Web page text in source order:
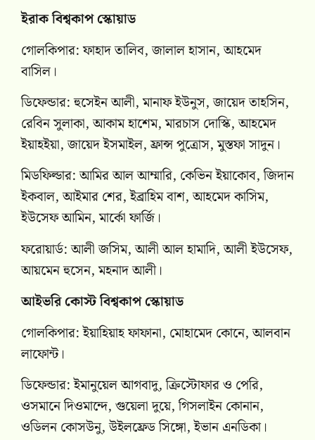
ইরাক বিশ্বকাপ স্কোয়াড
গোলকিপার: ফাহাদ তালিব, জালাল হাসান, আহমেদ
বাসিল।
ডিফেন্ডার: হুসেইন আলী, মানাফ ইউনুস, জায়েদ তাহসিন,
রেবিন সুলাকা, আকাম হাশেম, মারচাস দোস্কি, আহমেদ
ইয়াহইয়া, জায়েদ ইসমাইল, ফ্রান্স পুত্রোস, মুস্তফা সাদুন।
মিডফিল্ডার: আমির আল আম্মারি, কেভিন ইয়াকোব, জিদান
ইকবাল, আইমার শের, ইব্রাহিম বাশ, আহমেদ কাসিম,
ইউসেফ আমিন, মার্কো ফার্জি।
ফরোয়ার্ড: আলী জসিম, আলী আল হামাদি, আলী ইউসেফ,
আয়মেন হুসেন, মহনাদ আলী।
আইভরি কোস্ট বিশ্বকাপ স্কোয়াড
গোলকিপার: ইয়াহিয়াহ ফাফানা, মোহামেদ কোনে, আলবান
লাফোন্ট।
ডিফেন্ডার: ইমানুয়েল আগবাদু, ক্রিস্টোফার ও পেরি,
ওসমানে দিওমান্দে, গুয়েলা দুয়ে, গিসলাইন কোনান,
ওডিলন কোসউনু, উইলফ্রেড সিঙ্গো, ইভান এনডিকা।